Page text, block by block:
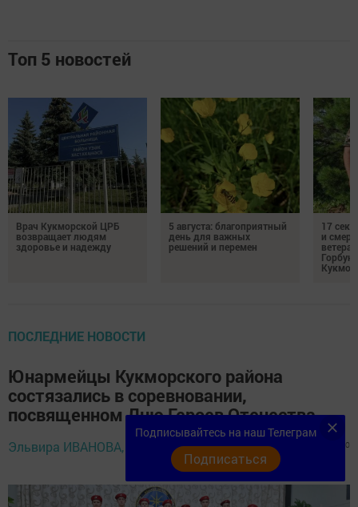
Топ 5 новостей
Врач Кукморской ЦРБ
возвращает людям
здоровье и надежду
5 августа: благоприятный
день для важных
решений и перемен
17
и
ПОСЛЕДНИЕ НОВОСТИ
Юнармейцы Кукморского района
состязались в соревновании,
посвященном Дню Героев Отечества
Эльвира ИВАНОВА,
9 декабря 2024 -
0
Подписывайтесь на наш Телеграм
Подписаться